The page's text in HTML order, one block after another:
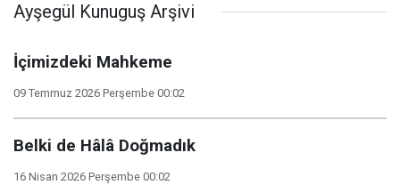
Ayşegül Kunuguş Arşivi
İçimizdeki Mahkeme
09 Temmuz 2026 Perşembe 00:02
Belki de Hâlâ Doğmadık
16 Nisan 2026 Perşembe 00:02